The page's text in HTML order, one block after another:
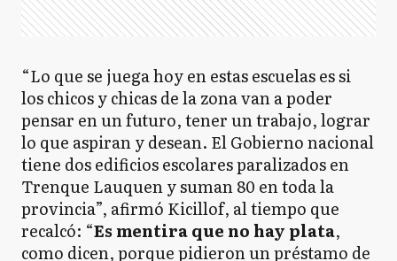
“Lo que se juega hoy en estas escuelas es si
los chicos y chicas de la zona van a poder
pensar en un futuro, tener un trabajo, lograr
lo que aspiran y desean. El Gobierno nacional
tiene dos edificios escolares paralizados en
Trenque Lauquen y suman 80 en toda la
provincia”, afirmó Kicillof, al tiempo que
recalcó: “Es mentira que no hay plata,
como dicen, porque pidieron un préstamo de